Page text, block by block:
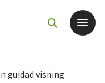
guidad visning